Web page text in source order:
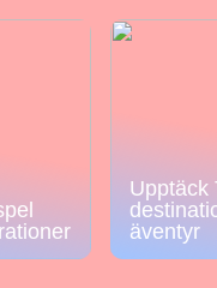
Upptäck
äventyr